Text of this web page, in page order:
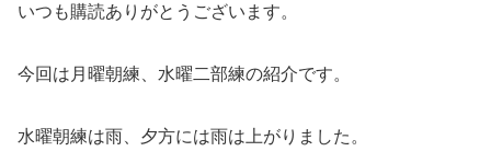
いつも購読ありがとうございます。
今回は月曜朝練、水曜二部練の紹介です。
水曜朝練は雨、夕方には雨は上がりました。